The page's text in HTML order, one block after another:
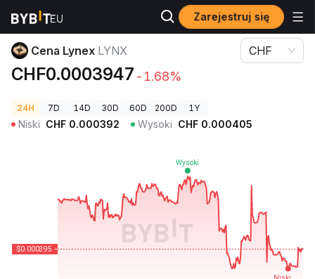
Zarejestruj się
Ceny kryptowalut Cena Lynex LYNX
Cena Lynex LYNX
CHF0.0003947 -1.68%
CHF
24H 7D 14D 30D 60D 200D 1Y
Niski CHF 0.000392 Wysoki CHF 0.000405